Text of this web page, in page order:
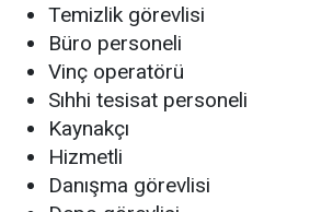
Temizlik görevlisi
Büro personeli
Vinç operatörü
Sıhhi tesisat personeli
Kaynakçı
Hizmetli
Danışma görevlisi